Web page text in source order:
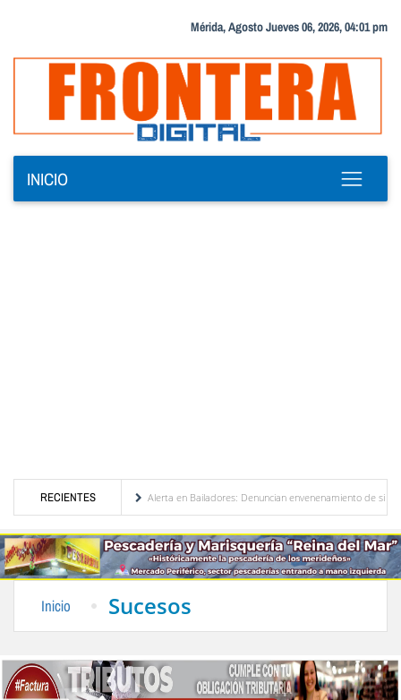
Mérida, Agosto Jueves 06, 2026, 04:01 pm
INICIO
RECIENTESAlerta en Bailadores: Denuncian envenenamiento de siete mascotas en
Inicio Sucesos